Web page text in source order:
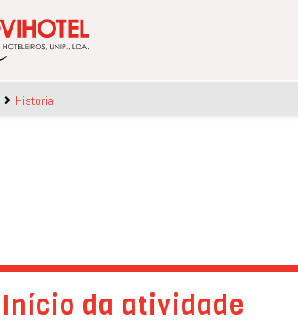
Historial
Início da atividade